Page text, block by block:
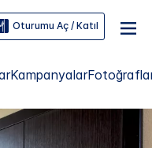
Oturumu Aç / Katıl
Kampanyalar